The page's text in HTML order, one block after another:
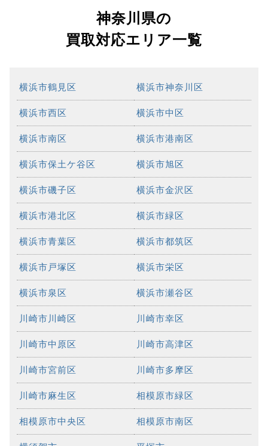
神奈川県の
買取対応エリア一覧
横浜市鶴見区 横浜市神奈川区
横浜市西区 横浜市中区
横浜市南区 横浜市港南区
横浜市保土ケ谷区 横浜市旭区
横浜市磯子区 横浜市金沢区
横浜市港北区 横浜市緑区
横浜市青葉区 横浜市都筑区
横浜市戸塚区 横浜市栄区
横浜市泉区 横浜市瀬谷区
川崎市川崎区 川崎市幸区
川崎市中原区 川崎市高津区
川崎市宮前区 川崎市多摩区
川崎市麻生区 相模原市緑区
相模原市中央区 相模原市南区